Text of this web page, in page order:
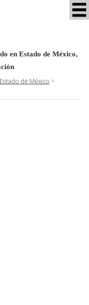
en Estado de México,
Estado de México >